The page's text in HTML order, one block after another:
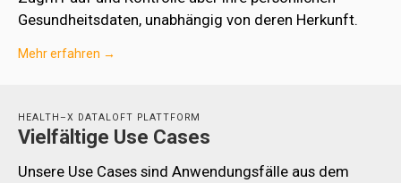
Gesundheitsdaten, unabhängig von deren Herkunft.
Mehr erfahren →
HEALTH–X DATALOFT PLATTFORM
Vielfältige Use Cases
Unsere Use Cases sind Anwendungsfälle aus dem